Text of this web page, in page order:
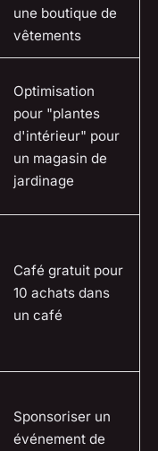
une boutique de
vêtements
Optimisation
pour "plantes
d'intérieur" pour
un magasin de
jardinage
Café gratuit pour
10 achats dans
un café
Sponsoriser un
événement de